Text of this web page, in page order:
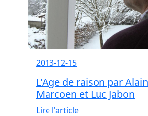
2013-12-15
L'Age de raison par Alain
Marcoen et Luc Jabon
Lire l'article